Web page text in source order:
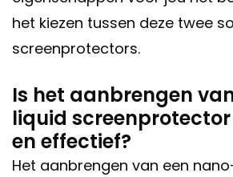
het kiezen tussen deze twee
screenprotectors.
Is het aanbrengen
liquid
en effectief?
Het aanbrengen van een